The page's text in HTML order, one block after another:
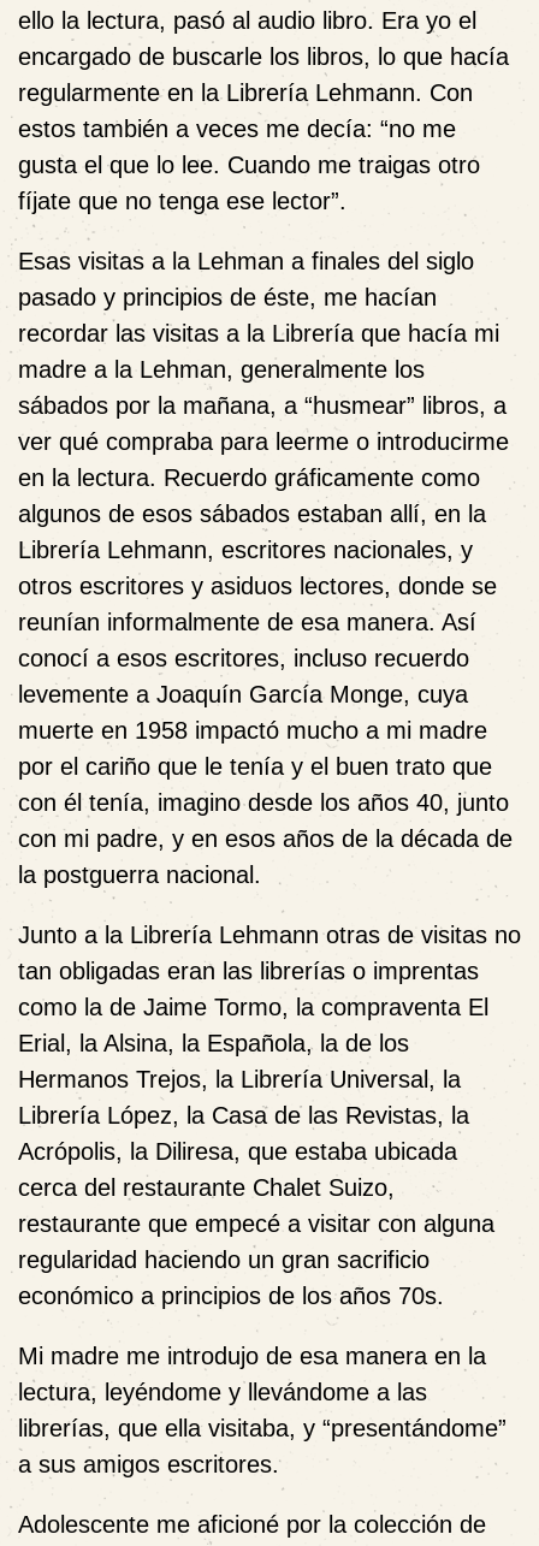
ello la lectura, pasó al audio libro. Era yo el
encargado de buscarle los libros, lo que hacía
regularmente en la Librería Lehmann. Con
estos también a veces me decía: “no me
gusta el que lo lee. Cuando me traigas otro
fíjate que no tenga ese lector”.
Esas visitas a la Lehman a finales del siglo
pasado y principios de éste, me hacían
recordar las visitas a la Librería que hacía mi
madre a la Lehman, generalmente los
sábados por la mañana, a “husmear” libros, a
ver qué compraba para leerme o introducirme
en la lectura. Recuerdo gráficamente como
algunos de esos sábados estaban allí, en la
Librería Lehmann, escritores nacionales, y
otros escritores y asiduos lectores, donde se
reunían informalmente de esa manera. Así
conocí a esos escritores, incluso recuerdo
levemente a Joaquín García Monge, cuya
muerte en 1958 impactó mucho a mi madre
por el cariño que le tenía y el buen trato que
con él tenía, imagino desde los años 40, junto
con mi padre, y en esos años de la década de
la postguerra nacional.
Junto a la Librería Lehmann otras de visitas no
tan obligadas eran las librerías o imprentas
como la de Jaime Tormo, la compraventa El
Erial, la Alsina, la Española, la de los
Hermanos Trejos, la Librería Universal, la
Librería López, la Casa de las Revistas, la
Acrópolis, la Diliresa, que estaba ubicada
cerca del restaurante Chalet Suizo,
restaurante que empecé a visitar con alguna
regularidad haciendo un gran sacrificio
económico a principios de los años 70s.
Mi madre me introdujo de esa manera en la
lectura, leyéndome y llevándome a las
librerías, que ella visitaba, y “presentándome”
a sus amigos escritores.
Adolescente me aficioné por la colección de